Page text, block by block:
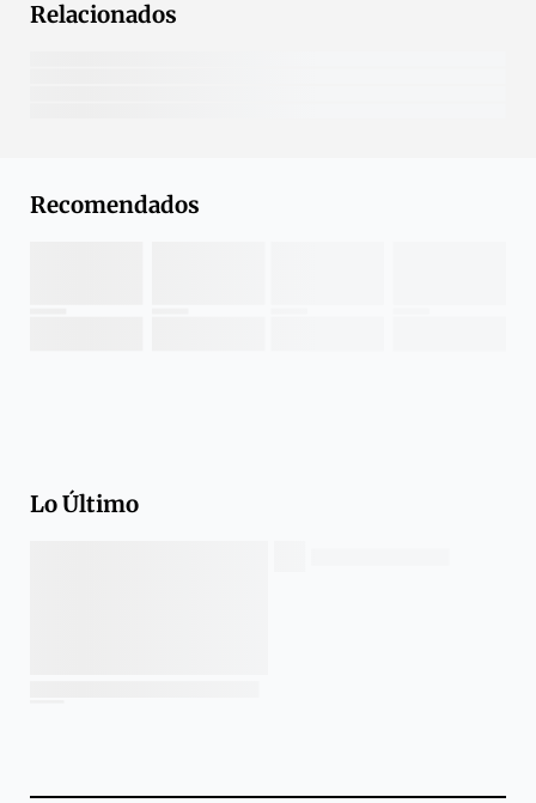
Relacionados
Recomendados
Lo Último